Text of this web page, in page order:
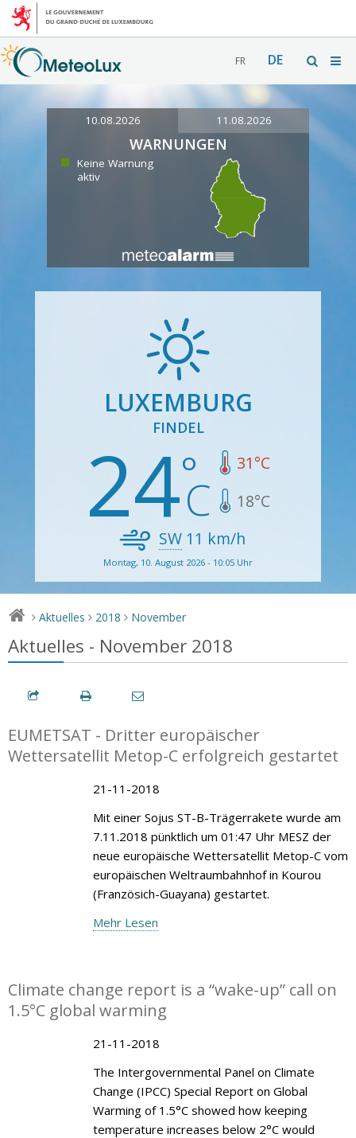
FR DE
10.08.2026 11.08.2026
WARNUNGEN
Keine Warnung
aktiv
LUXEMBURG
FINDEL
24 31°C
18°C
SW11 km/h
Montag, 10. August 2026 - 10:05 Uhr
> Aktuelles > 2018 > November
Aktuelles - November 2018
EUMETSAT - Dritter europäischer
Wettersatellit Metop-C erfolgreich gestartet
21-11-2018
Mit einer Sojus ST-B-Trägerrakete wurde am
7.11.2018 pünktlich um 01:47 Uhr MESZ der
neue europäische Wettersatellit Metop-C vom
europäischen Weltraumbahnhof in Kourou
(Französich-Guayana) gestartet.
Mehr Lesen
Climate change report is a “wake-up” call on
1.5°C global warming
21-11-2018
The Intergovernmental Panel on Climate
Change (IPCC) Special Report on Global
Warming of 1.5°C showed how keeping
temperature increases below 2°C would